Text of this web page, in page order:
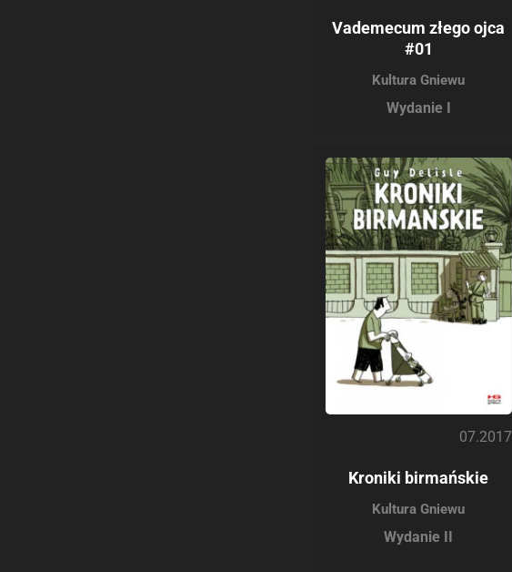
Vademecum złego ojca
#01
Kultura Gniewu
Wydanie I
07.2017
Kroniki birmańskie
Kultura Gniewu
Wydanie II